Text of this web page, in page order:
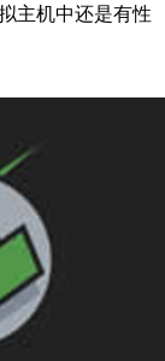
主机中还是有性